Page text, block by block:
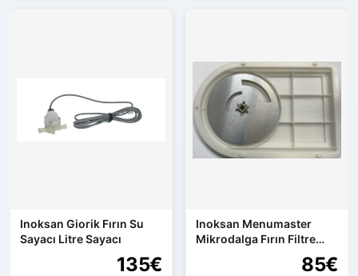
Inoksan Giorik Fırın Su
Sayacı Litre Sayacı
135€
Inoksan Menumaster
Mikrodalga Fırın Filtre
85€